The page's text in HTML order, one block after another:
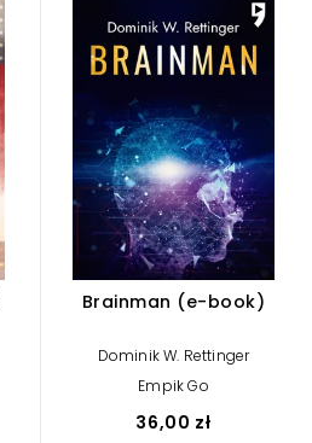
Brainman (e-book)
Dominik W. Rettinger
Empik Go
36,00 zł